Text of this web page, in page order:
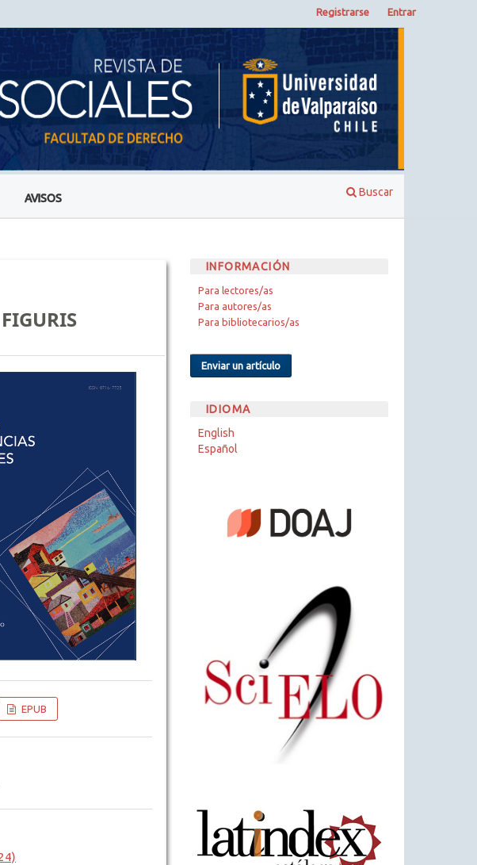
AVISOS
Buscar
Registrarse Entrar
EPUB
INFORMACIÓN
Para lectores/as
Para autores/as
Para bibliotecarios/as
Enviar un artículo
IDIOMA
English
Español